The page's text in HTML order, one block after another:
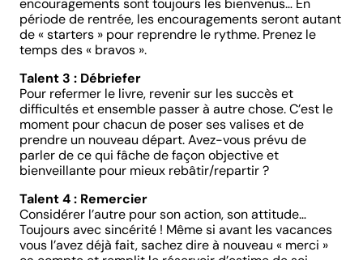
encouragements sont toujours les bienvenus… En
période de rentrée, les encouragements seront autant
de « starters » pour reprendre le rythme. Prenez le
temps des « bravos ».
Talent 3 : Débriefer
Pour refermer le livre, revenir sur les succès et
difficultés et ensemble passer à autre chose. C’est le
moment pour chacun de poser ses valises et de
prendre un nouveau départ. Avez-vous prévu de
parler de ce qui fâche de façon objective et
bienveillante pour mieux rebâtir/repartir ?
Talent 4 : Remercier
Considérer l’autre pour son action, son attitude…
Toujours avec sincérité ! Même si avant les vacances
vous l’avez déjà fait, sachez dire à nouveau « merci »